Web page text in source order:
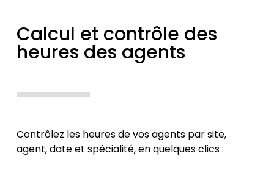
Calcul et contrôle des
heures des agents
Contrôlez les heures de vos agents par site,
agent, date et spécialité, en quelques clics :